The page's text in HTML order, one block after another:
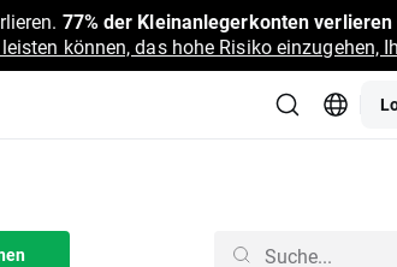
77% der Kleinanlegerkonten
können, das hohe Risiko einzugehen,